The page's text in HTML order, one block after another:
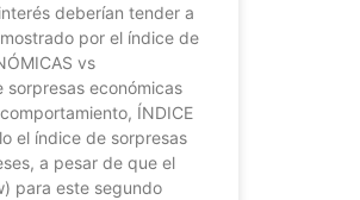
deberían tender a
por el índice de
vs
sorpresas económicas
ÍNDICE
el índice de sorpresas
a pesar de que el
para este segundo